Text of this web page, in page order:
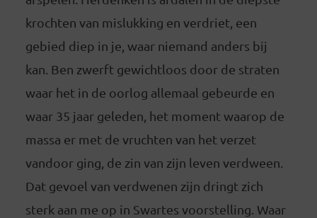
krochten van mislukking en verdriet, een
gebied diep in je, waar niemand anders bij
kan. Ben zwerft gewichtloos door de straten
waar het in de oorlog allemaal gebeurde en
waar 35 jaar geleden, het moment waarop de
massa er met de vruchten van het verzet
vandoor ging, de zin van zijn leven verdween.
Dat gevoel van verdwenen zijn dringt zich
sterk aan me op in Swartes voorstelling. Waar